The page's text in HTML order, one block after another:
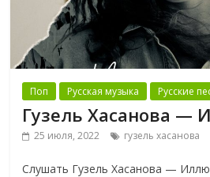
Поп Русская музыка Русские
Гузель Хасанова —
25 июля, 2022 гузель хасанова
Слушать Гузель Хасанова —